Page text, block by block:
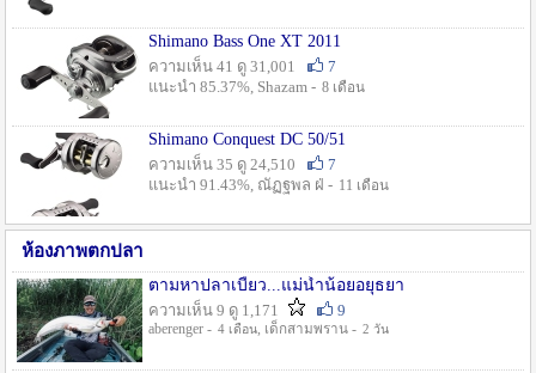
Shimano Bass One XT 2011
ความเห็น 41 ดู 31,001
7
แนะนำ 85.37%, Shazam - 8 เดือน
Shimano Conquest DC 50/51
ความเห็น 35 ดู 24,510
7
แนะนำ 91.43%, ณัฏฐพล ฝ่ - 11 เดือน
ห้องภาพตกปลา
ตามหาปลาเบี้ยว...แม่น้ำน้อยอยุธยา
ความเห็น 9 ดู 1,171
9
aberenger - 4 เดือน, เด็กสามพราน - 2 วัน